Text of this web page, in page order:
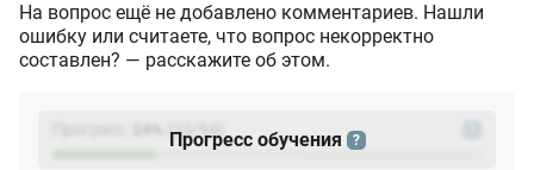
На вопрос ещё не добавлено комментариев. Нашли
ошибку или считаете, что вопрос некорректно
составлен? — расскажите об этом.
(23
Прогресс обучения ?